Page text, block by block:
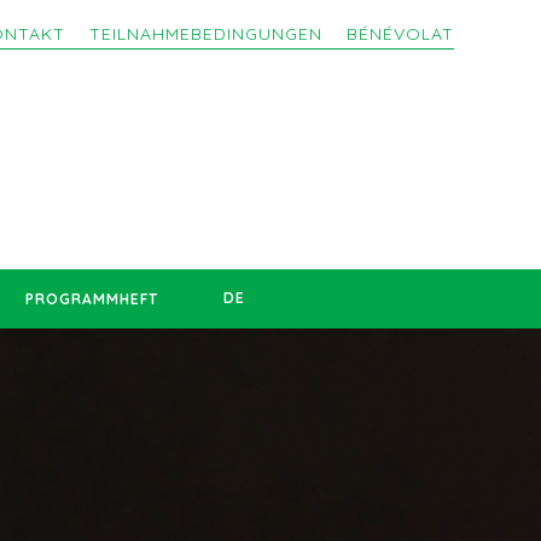
TEILNAHMEBEDINGUNGEN BÉNÉVOLAT
PROGRAMMHEFT DE